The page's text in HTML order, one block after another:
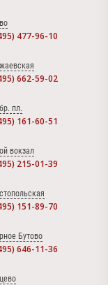
477-96-10
662-59-02
пл.
161-60-51
вокзал
215-01-39
151-89-70
Бутово
646-11-36